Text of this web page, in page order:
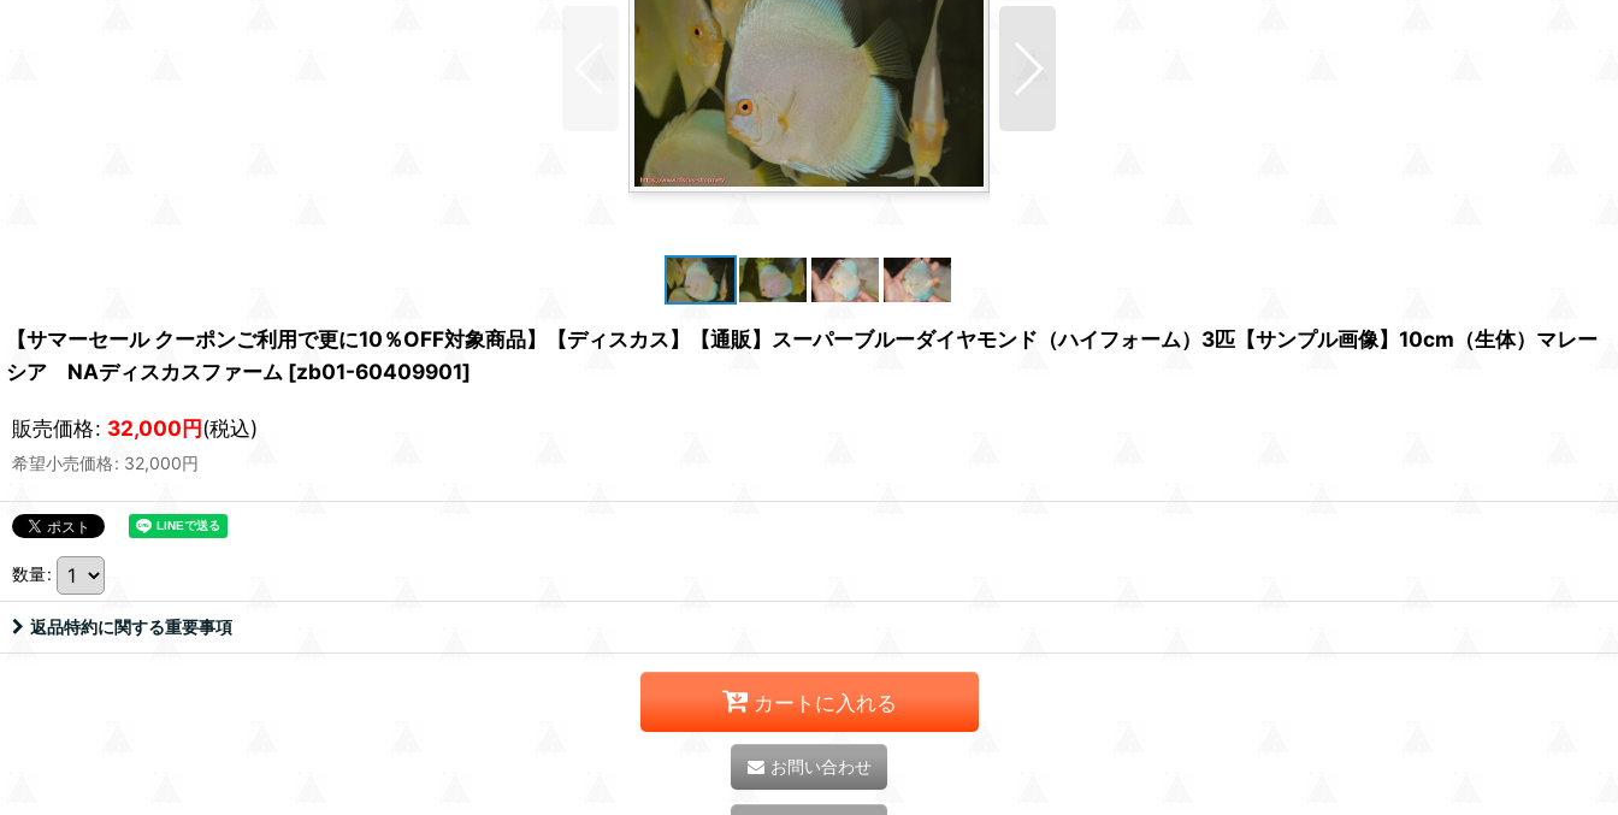
【サマーセール クーポンご利用で更に10％OFF対象商品】【ディスカス】【通販】スーパーブルーダイヤモンド（ハイフォーム）3匹【サンプル画像】10cm（生体）マレー
シア NAディスカスファーム [zb01-60409901]
販売価格: 32,000円(税込)
希望小売価格: 32,000円
数量:
返品特約に関する重要事項
カートに入れる
お問い合わせ